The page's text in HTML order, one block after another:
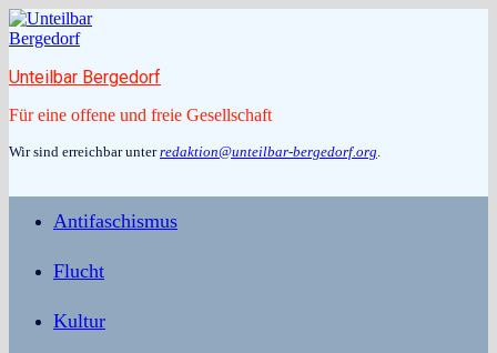
Zum
Inhalt
Unteilbar Bergedorf
Für eine offene und freie Gesellschaft
Wir sind erreichbar unterredaktion@unteilbar-bergedorf.org.
Antifaschismus
Flucht
Kultur